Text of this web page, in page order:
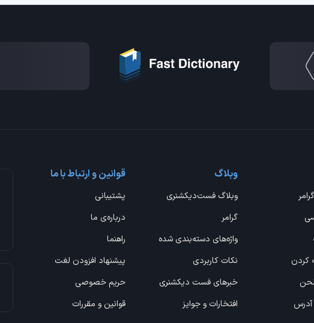
کردن
لحن
آدرس
وبلاگ
وبلاگ فست‌دیکشنری
گرامر
واژه‌های دسته‌بندی شده
نکات کاربردی
خبرهای فست دیکشنری
افتخارات و جوایز
قوانین و ارتباط با ما
پشتیبانی
درباره‌ی ما
راهنما
پیشنهاد افزودن لغت
حریم خصوصی
قوانین و مقررات